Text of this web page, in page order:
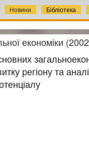
Новини Бібліотека
економіки
регіону та